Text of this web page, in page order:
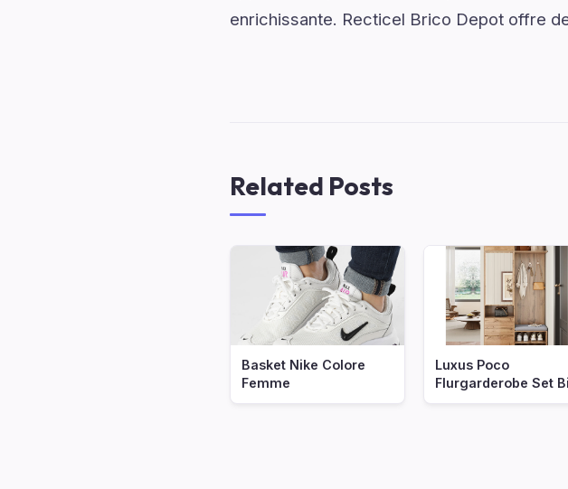
enrichissante. Recticel Brico Depot offre
Related Posts
Basket Nike Colore
Femme
Luxus Poco
Flurgarderobe Set